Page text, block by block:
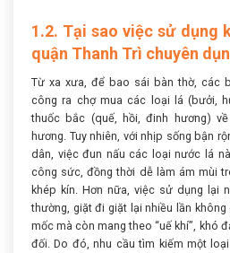
1.2. Tại sao việc sử dụng
quận Thanh Trì chuyên
Từ xa xưa, để bao sái bàn thờ, các
công ra chợ mua các loại lá (bưởi,
thuốc bắc (quế, hồi, đinh hương)
hương. Tuy nhiên, với nhịp sống bận
dân, việc đun nấu các loại nước lá
công sức, đồng thời dễ làm ám mùi
khép kín. Hơn nữa, việc sử dụng lại
thường, giặt đi giặt lại nhiều lần
mốc mà còn mang theo “uế khí”, khó
đối. Do đó, nhu cầu tìm kiếm một loại